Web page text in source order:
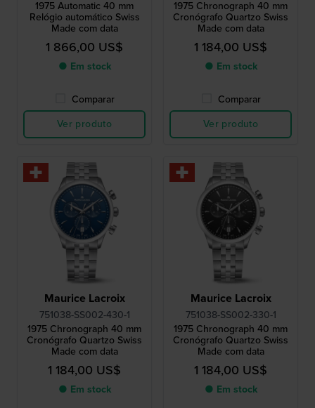
1975 Automatic 40 mm
Relógio automático Swiss
Made com data
1 866,00 US$
● Em stock
Comparar
Ver produto
1975 Chronograph 40 mm
Cronógrafo Quartzo Swiss
Made com data
1 184,00 US$
● Em stock
Comparar
Ver produto
Maurice Lacroix
751038-SS002-430-1
1975 Chronograph 40 mm
Cronógrafo Quartzo Swiss
Made com data
1 184,00 US$
● Em stock
Maurice Lacroix
751038-SS002-330-1
1975 Chronograph 40 mm
Cronógrafo Quartzo Swiss
Made com data
1 184,00 US$
● Em stock